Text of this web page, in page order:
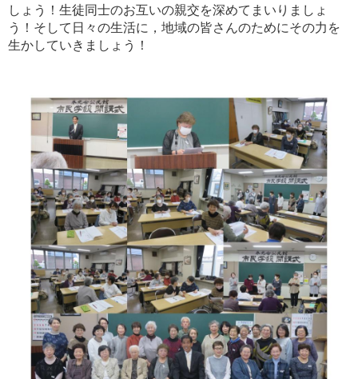
しょう！生徒同士のお互いの親交を深めてまいりましょ
う！そして日々の生活に，地域の皆さんのためにその力を
生かしていきましょう！